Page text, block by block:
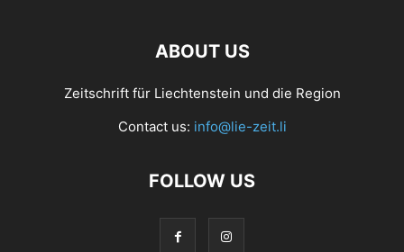
ABOUT US
Zeitschrift für Liechtenstein und die Region
Contact us: info@lie-zeit.li
FOLLOW US